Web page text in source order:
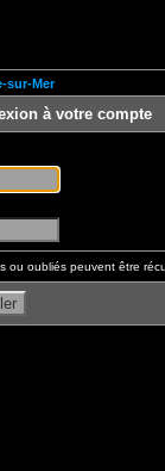
sur-Mer
à votre compte
ou oubliés peuvent être